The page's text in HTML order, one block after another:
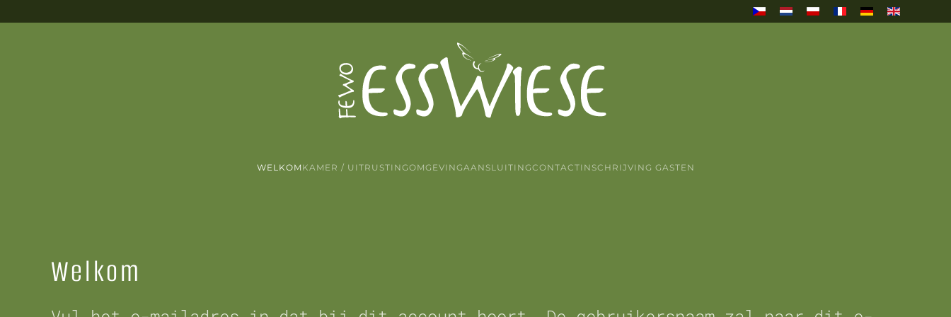
WELKOM KAMER / UITRUSTINGOMGEVINGAANSLUITINGCONTACTINSCHRIJVING GASTEN
Welkom